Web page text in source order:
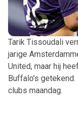
Tarik Tissoudali
jarige
United, maar hij
Buffalo's
clubs maandag.